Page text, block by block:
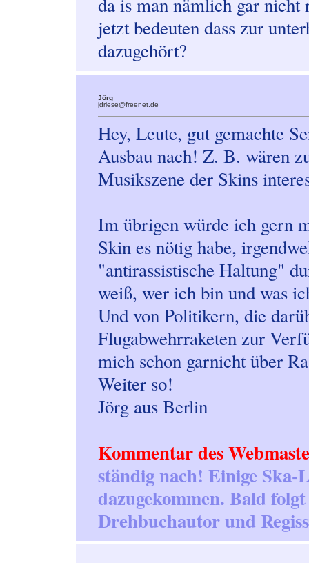
jetzt bedeuten dass zur
dazugehört?
Jörg
jdriese@freenet.de
Hey, Leute, gut gemachte
Ausbau nach! Z. B. wären
Musikszene der Skins
Im übrigen würde ich gern
Skin es nötig habe,
"antirassistische Haltung"
weiß, wer ich bin und was
Und von Politikern, die
Flugabwehrraketen zur
mich schon garnicht über
Weiter so!
Jörg aus Berlin
Kommentar des
ständig nach! Einige Ska-
dazugekommen. Bald
Drehbuchautor und